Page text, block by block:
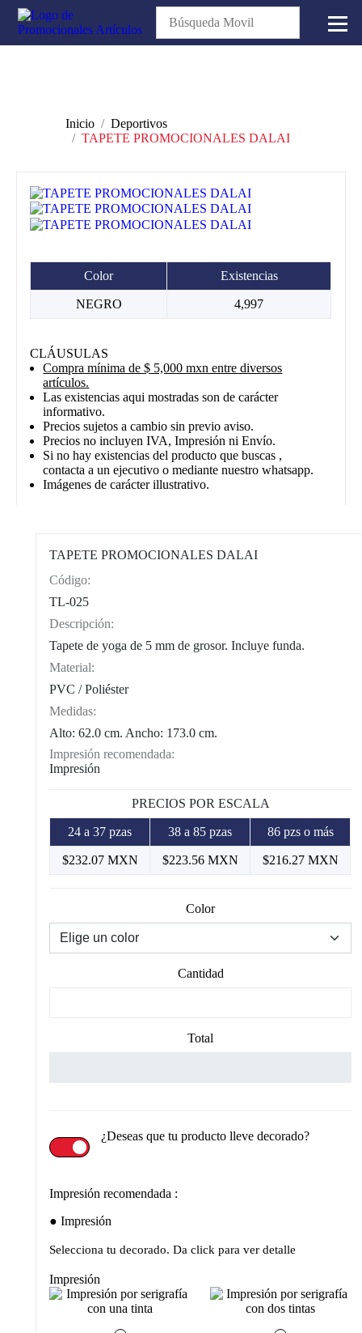
Inicio
Deportivos
TAPETE PROMOCIONALES DALAI
Color Existencias
NEGRO 4,997
CLÁUSULAS
Compra mínima de $ 5,000 mxn entre diversos
artículos.
Las existencias aqui mostradas son de carácter
informativo.
Precios sujetos a cambio sin previo aviso.
Precios no incluyen IVA, Impresión ni Envío.
Si no hay existencias del producto que buscas ,
contacta a un ejecutivo o mediante nuestro whatsapp.
Imágenes de carácter illustrativo.
TAPETE PROMOCIONALES DALAI
Código:
TL-025
Descripción:
Tapete de yoga de 5 mm de grosor. Incluye funda.
Material:
PVC / Poliéster
Medidas:
Alto: 62.0 cm. Ancho: 173.0 cm.
Impresión recomendada:
Impresión
PRECIOS POR ESCALA
24 a 37 pzas 38 a 85 pzas 86 pzs o más
$232.07 MXN $223.56 MXN $216.27 MXN
Color
Cantidad
Total
¿Deseas que tu producto lleve decorado?
Impresión recomendada :
Impresión
Selecciona tu decorado. Da click para ver detalle
Impresión